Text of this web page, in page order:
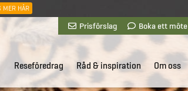
MER HÄR
Prisförslag Boka ett möte
Reseföredrag Råd & inspiration Om oss